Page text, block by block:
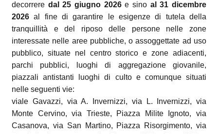
decorrere dal 25 giugno 2026e sino al 31 dicembre
2026 al fine di garantire le esigenze di tutela della
tranquillità e del riposo delle persone nelle zone
interessate nelle aree pubbliche, o assoggettate ad uso
pubblico, situate nel centro storico e zone adiacenti,
parchi pubblici, luoghi di aggregazione giovanile,
piazzali antistanti luoghi di culto e comunque situati
nelle seguenti vie:
viale Gavazzi, via A. Invernizzi, via L. Invernizzi, via
Monte Cervino, via Trieste, Piazza Milite Ignoto, via
Casanova, via San Martino, Piazza Risorgimento, via